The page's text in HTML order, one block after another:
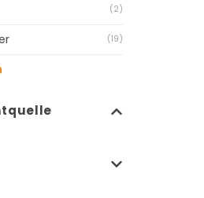
(2)
(19)